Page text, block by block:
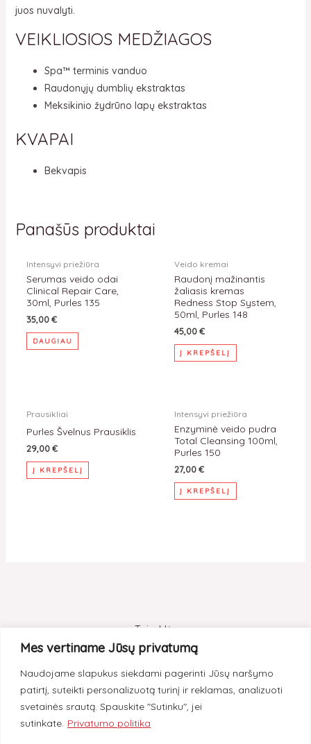
Mes vertiname Jūsų privatumą
Naudojame slapukus siekdami pagerinti Jūsų naršymo
patirtį, suteikti personalizuotą turinį ir reklamas, analizuoti
svetainės srautą. Spauskite "Sutinku", jei
sutinkate. Privatumo politika
juos nuvalyti.
VEIKLIOSIOS MEDŽIAGOS
Spa™ terminis vanduo
Raudonųjų dumblių ekstraktas
Meksikinio žydrūno lapų ekstraktas
KVAPAI
Bekvapis
Panašūs produktai
IŠPARDUOTA
Intensyvi priežiūra
Serumas veido odai
Clinical Repair Care,
30ml, Purles 135
35,00€
DAUGIAU
Veido kremai
Raudonį mažinantis
žaliasis kremas
Redness Stop System,
50ml, Purles 148
45,00€
Į KREPŠELĮ
Prausikliai
Purles Švelnus Prausiklis
29,00€
Į KREPŠELĮ
Intensyvi priežiūra
Enzyminė veido pudra
Total Cleansing 100ml,
Purles 150
27,00€
Į KREPŠELĮ
Taisyklės
Pristatymas
Grąžinimas
Privatumas